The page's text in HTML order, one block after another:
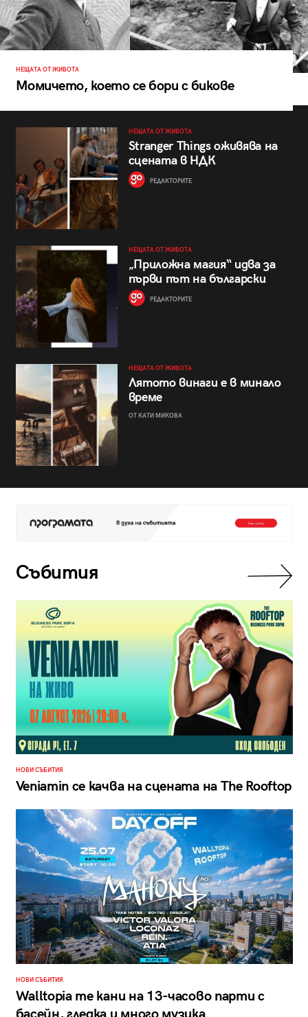
НЕЩАТА ОТ ЖИВОТА
Момичето, което се бори с бикове
НЕЩАТА ОТ ЖИВОТА
Stranger Things оживява на
сцената в НДК
РЕДАКТОРИТЕ
НЕЩАТА ОТ ЖИВОТА
„Приложна магия“ идва за
първи път на български
РЕДАКТОРИТЕ
НЕЩАТА ОТ ЖИВОТА
Лятото винаги е в минало
време
ОТ КАТИ МИКОВА
Събития
НОВИ СЪБИТИЯ
Veniamin се качва на сцената на The Rooftop
НОВИ СЪБИТИЯ
Walltopia те кани на 13-часово парти с